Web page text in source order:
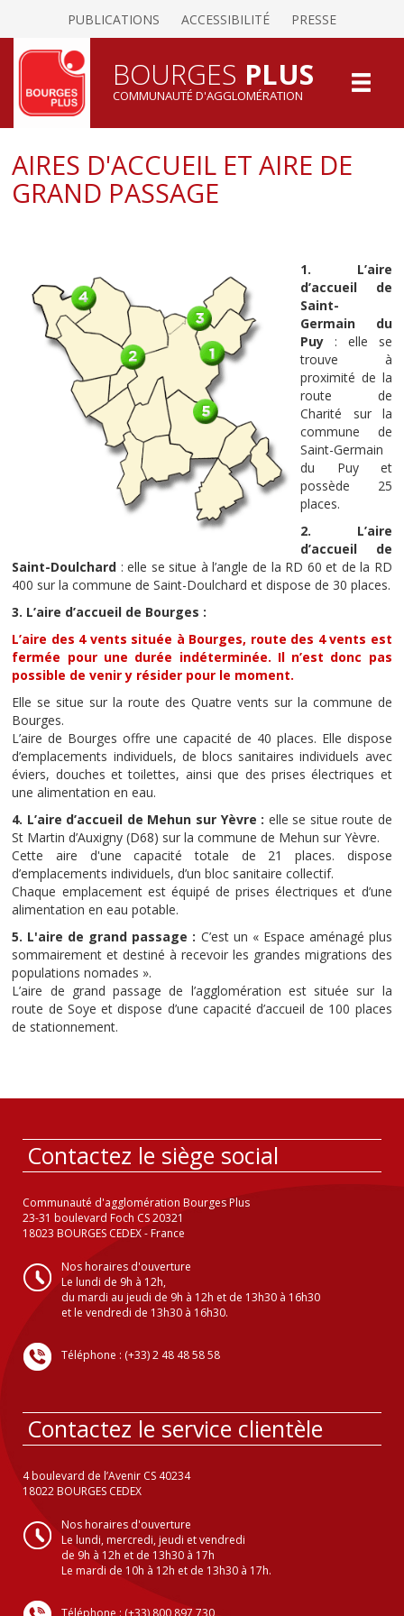
PUBLICATIONS ACCESSIBILITÉ PRESSE
BOURGES PLUS
COMMUNAUTÉ D'AGGLOMÉRATION
AIRES D'ACCUEIL ET AIRE DE
GRAND PASSAGE
1. L’aire
d’accueil de
Saint-
Germain du
Puy : elle se
trouve à
proximité de la
route de
Charité sur la
commune de
Saint-Germain
du Puy et
possède 25
places.
2. L’aire
d’accueil de
Saint-Doulchard : elle se situe à l’angle de la RD 60 et de la RD
400 sur la commune de Saint-Doulchard et dispose de 30 places.
3. L’aire d’accueil de Bourges :
L’aire des 4 vents située à Bourges, route des 4 vents est
fermée pour une durée indéterminée. Il n’est donc pas
possible de venir y résider pour le moment.
Elle se situe sur la route des Quatre vents sur la commune de
Bourges.
L’aire de Bourges offre une capacité de 40 places. Elle dispose
d’emplacements individuels, de blocs sanitaires individuels avec
éviers, douches et toilettes, ainsi que des prises électriques et
une alimentation en eau.
4. L’aire d’accueil de Mehun sur Yèvre : elle se situe route de
St Martin d’Auxigny (D68) sur la commune de Mehun sur Yèvre.
Cette aire d'une capacité totale de 21 places. dispose
d’emplacements individuels, d’un bloc sanitaire collectif.
Chaque emplacement est équipé de prises électriques et d’une
alimentation en eau potable.
5. L'aire de grand passage : C’est un « Espace aménagé plus
sommairement et destiné à recevoir les grandes migrations des
populations nomades ».
L’aire de grand passage de l’agglomération est située sur la
route de Soye et dispose d’une capacité d’accueil de 100 places
de stationnement.
Contactez le siège social
Communauté d'agglomération Bourges Plus
23-31 boulevard Foch CS 20321
18023 BOURGES CEDEX - France
Nos horaires d'ouverture
Le lundi de 9h à 12h,
du mardi au jeudi de 9h à 12h et de 13h30 à 16h30
et le vendredi de 13h30 à 16h30.
Téléphone : (+33) 2 48 48 58 58
Contactez le service clientèle
4 boulevard de l’Avenir CS 40234
18022 BOURGES CEDEX
Nos horaires d'ouverture
Le lundi, mercredi, jeudi et vendredi
de 9h à 12h et de 13h30 à 17h
Le mardi de 10h à 12h et de 13h30 à 17h.
Téléphone : (+33) 800 897 730